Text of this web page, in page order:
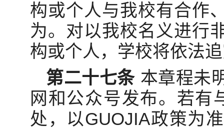
构或个人与我校有合作
为。对以我校名义进行
构或个人，学校将依法
第二十七条 本章程未
网和公众号发布。若有
处，以GUOJIA政策为